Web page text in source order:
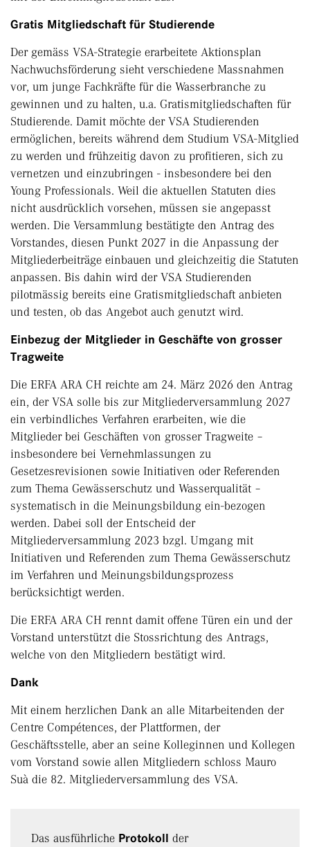
Gratis Mitgliedschaft für Studierende
Der gemäss VSA-Strategie erarbeitete Aktionsplan
Nachwuchsförderung sieht verschiedene Massnahmen
vor, um junge Fachkräfte für die Wasserbranche zu
gewinnen und zu halten, u.a. Gratismitgliedschaften für
Studierende. Damit möchte der VSA Studierenden
ermöglichen, bereits während dem Studium VSA-Mitglied
zu werden und frühzeitig davon zu profitieren, sich zu
vernetzen und einzubringen - insbesondere bei den
Young Professionals. Weil die aktuellen Statuten dies
nicht ausdrücklich vorsehen, müssen sie angepasst
werden. Die Versammlung bestätigte den Antrag des
Vorstandes, diesen Punkt 2027 in die Anpassung der
Mitgliederbeiträge einbauen und gleichzeitig die Statuten
anpassen. Bis dahin wird der VSA Studierenden
pilotmässig bereits eine Gratismitgliedschaft anbieten
und testen, ob das Angebot auch genutzt wird.
Einbezug der Mitglieder in Geschäfte von grosser
Tragweite
Die ERFA ARA CH reichte am 24. März 2026 den Antrag
ein, der VSA solle bis zur Mitgliederversammlung 2027
ein verbindliches Verfahren erarbeiten, wie die
Mitglieder bei Geschäften von grosser Tragweite –
insbesondere bei Vernehmlassungen zu
Gesetzesrevisionen sowie Initiativen oder Referenden
zum Thema Gewässerschutz und Wasserqualität –
systematisch in die Meinungsbildung ein-bezogen
werden. Dabei soll der Entscheid der
Mitgliederversammlung 2023 bzgl. Umgang mit
Initiativen und Referenden zum Thema Gewässerschutz
im Verfahren und Meinungsbildungsprozess
berücksichtigt werden.
Die ERFA ARA CH rennt damit offene Türen ein und der
Vorstand unterstützt die Stossrichtung des Antrags,
welche von den Mitgliedern bestätigt wird.
Dank
Mit einem herzlichen Dank an alle Mitarbeitenden der
Centre Compétences, der Plattformen, der
Geschäftsstelle, aber an seine Kolleginnen und Kollegen
vom Vorstand sowie allen Mitgliedern schloss Mauro
Suà die 82. Mitgliederversammlung des VSA.
Das ausführliche Protokoll der